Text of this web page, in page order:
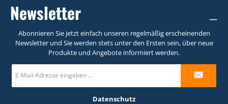
Newsletter
Abonnieren Sie jetzt einfach unseren regelmäßig erscheinenden
Newsletter und Sie werden stets unter den Ersten sein, über neue
Produkte und Angebote informiert werden.
E-
Mail-
Datenschutz